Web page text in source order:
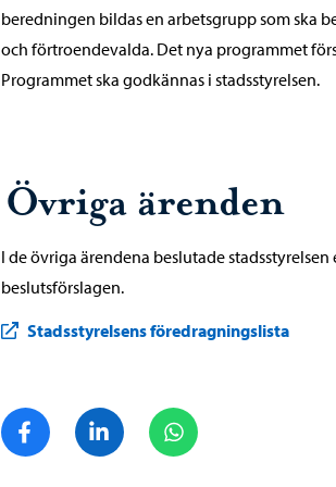
beredningen bildas en arbetsgrupp som ska
och förtroendevalda. Det nya programmet
Programmet ska godkännas i stadsstyrelsen.
Övriga ärenden
I de övriga ärendena beslutade
beslutsförslagen.
Stadsstyrelsens föredragningslista
Dela på FacebookDela på LinkedIn